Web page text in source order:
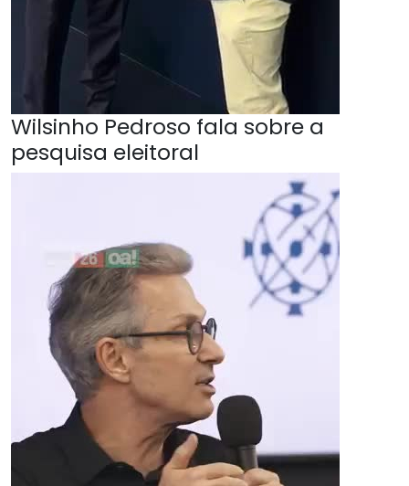
Wilsinho Pedroso fala sobre a
pesquisa eleitoral